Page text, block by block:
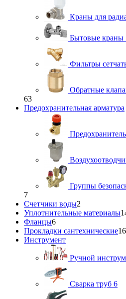
Краны для
Бытовые краны
Фильтры
Обратные
63
Предохранительная арматура
Группы
7
Счетчики воды2
Уплотнительные материалы
Фланцы6
Прокладки сантехнические16
Инструмент
Ручной
Сварка труб 6